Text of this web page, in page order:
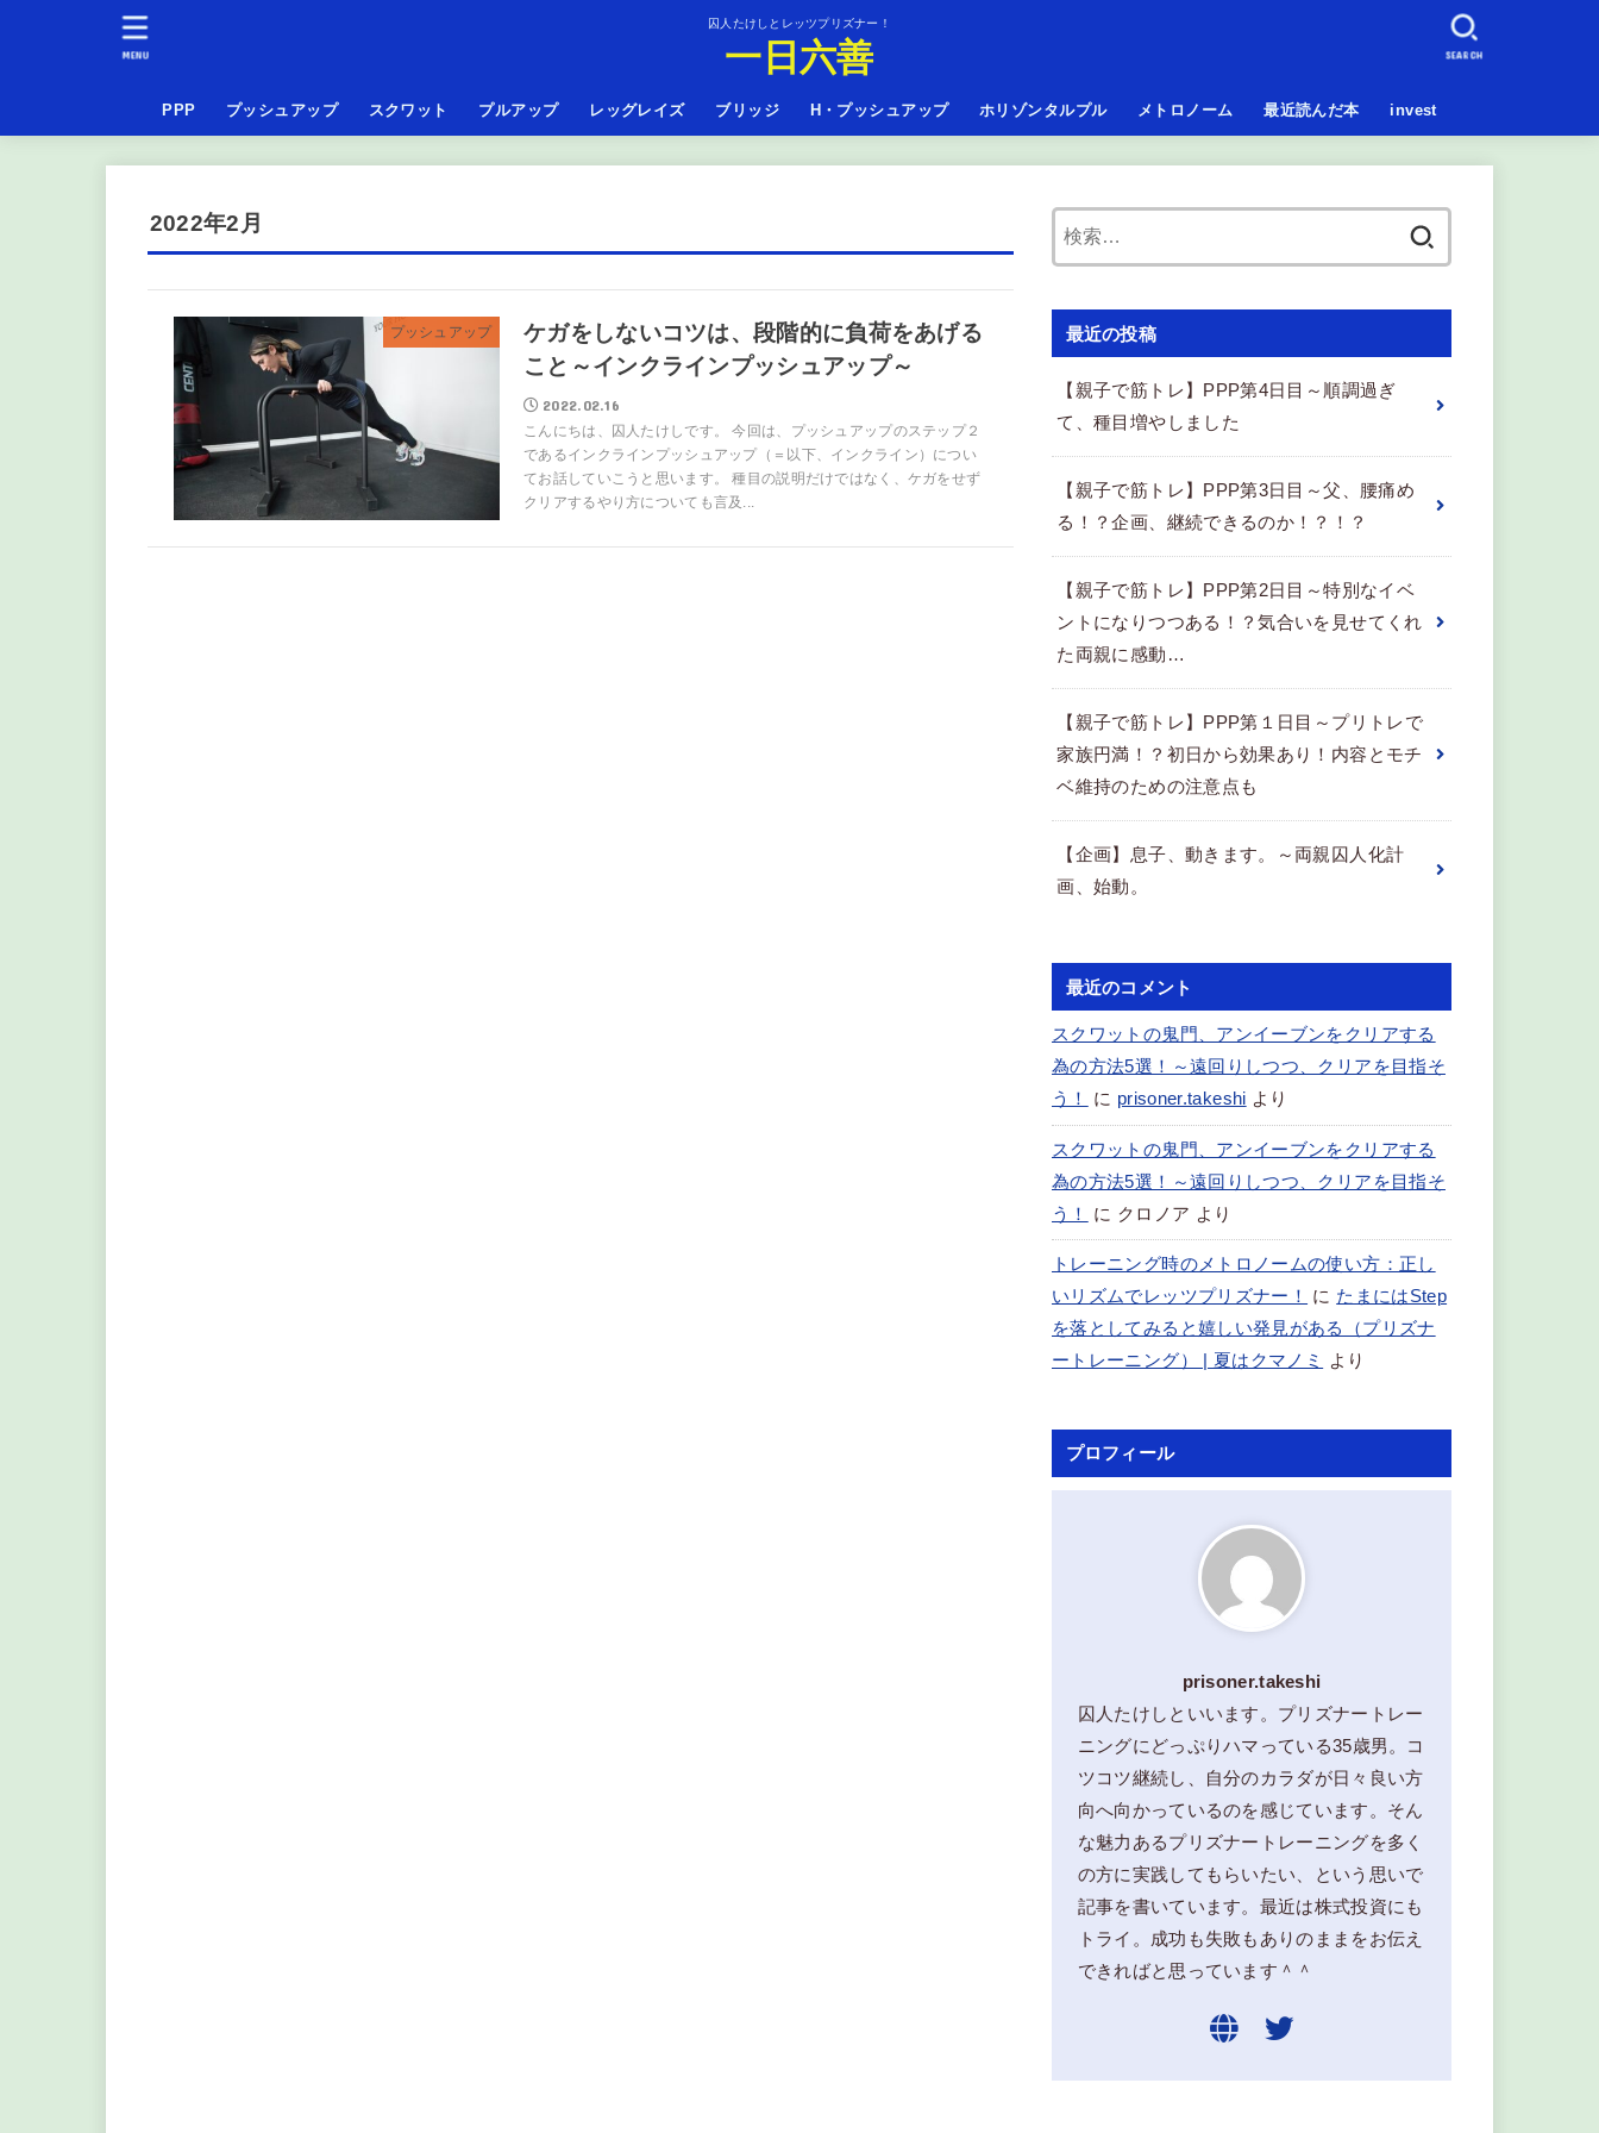
囚人たけしとレッツプリズナー！
一日六善
PPP プッシュアップ スクワット プルアップ レッグレイズ ブリッジ H・プッシュアップ ホリゾンタルプル メトロノーム 最近読んだ本 invest
SEARCH
MENU
2022年2月
プッシュアップ
ケガをしないコツは、段階的に負荷をあげる
こと～インクラインプッシュアップ～
2022.02.16
こんにちは、囚人たけしです。 今回は、プッシュアップのステップ２
であるインクラインプッシュアップ（＝以下、インクライン）につい
てお話していこうと思います。 種目の説明だけではなく、ケガをせず
クリアするやり方についても言及...
最近の投稿
【親子で筋トレ】PPP第4日目～順調過ぎ
て、種目増やしました
【親子で筋トレ】PPP第3日目～父、腰痛め
る！？企画、継続できるのか！？！？
【親子で筋トレ】PPP第2日目～特別なイベ
ントになりつつある！？気合いを見せてくれ
た両親に感動…
【親子で筋トレ】PPP第１日目～プリトレで
家族円満！？初日から効果あり！内容とモチ
ベ維持のための注意点も
【企画】息子、動きます。～両親囚人化計
画、始動。
最近のコメント
スクワットの鬼門、アンイーブンをクリアする
為の方法5選！～遠回りしつつ、クリアを目指そ
う！
に prisoner.takeshi より
スクワットの鬼門、アンイーブンをクリアする
為の方法5選！～遠回りしつつ、クリアを目指そ
う！
に クロノア より
トレーニング時のメトロノームの使い方：正し
いリズムでレッツプリズナー！
に たまにはStep
を落としてみると嬉しい発見がある（プリズナ
ートレーニング） | 夏はクマノミ
より
プロフィール
prisoner.takeshi
囚人たけしといいます。プリズナートレー
ニングにどっぷりハマっている35歳男。コ
ツコツ継続し、自分のカラダが日々良い方
向へ向かっているのを感じています。そん
な魅力あるプリズナートレーニングを多く
の方に実践してもらいたい、という思いで
記事を書いています。最近は株式投資にも
トライ。成功も失敗もありのままをお伝え
できればと思っています＾＾